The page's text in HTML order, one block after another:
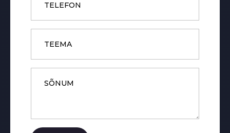
Subject
Message